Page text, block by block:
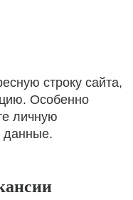
строку сайта,
Особенно
личную